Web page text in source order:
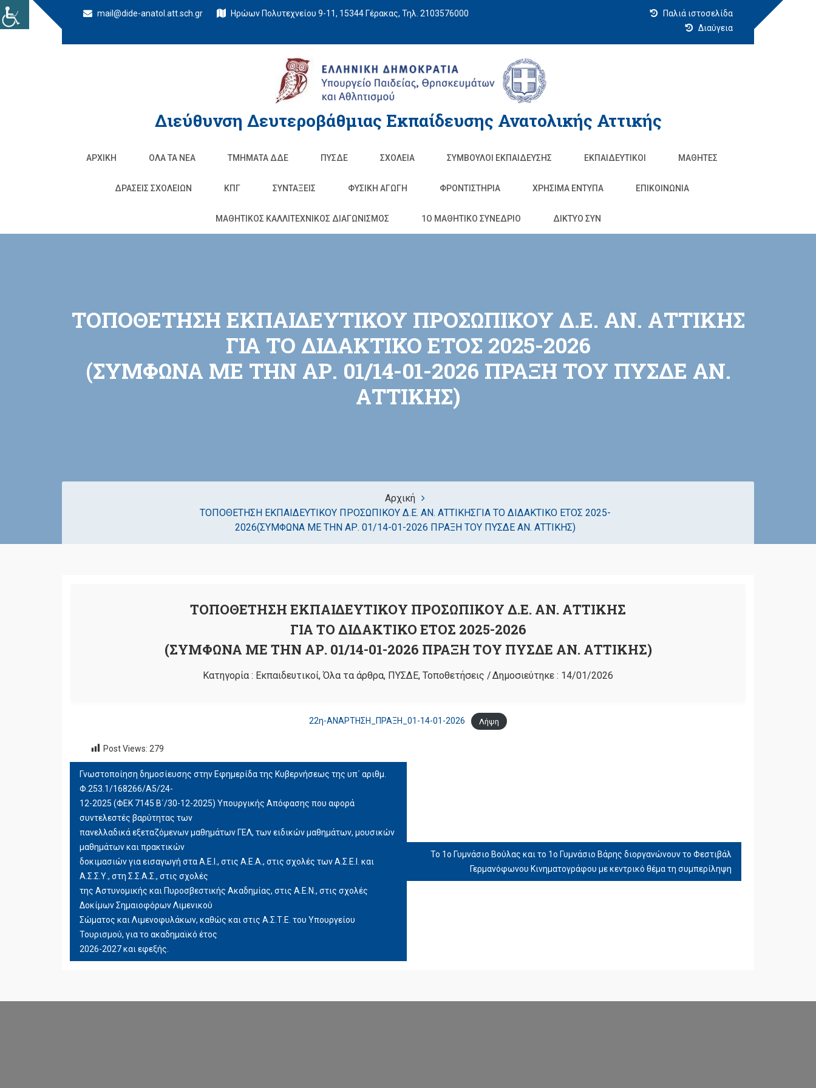
mail@dide-anatol.att.sch.gr Ηρώων Πολυτεχνείου 9-11, 15344 Γέρακας, Τηλ. 2103576000
Παλιά ιστοσελίδα
Διαύγεια
Διεύθυνση Δευτεροβάθμιας Εκπαίδευσης Ανατολικής Αττικής
ΑΡΧΙΚΉ ΌΛΑ ΤΑ ΝΈΑ ΤΜΉΜΑΤΑ ΔΔΕ ΠΥΣΔΕ ΣΧΟΛΕΊΑ ΣΥΜΒΟΥΛΟΙ ΕΚΠΑΙΔΕΥΣΗΣ ΕΚΠΑΙΔΕΥΤΙΚΟΊ ΜΑΘΗΤΈΣ
ΔΡΆΣΕΙΣ ΣΧΟΛΕΊΩΝ ΚΠΓ ΣΥΝΤΑΞΕΙΣ ΦΥΣΙΚΉ ΑΓΩΓΉ ΦΡΟΝΤΙΣΤΉΡΙΑ ΧΡΗΣΙΜΑ ΕΝΤΥΠΑ ΕΠΙΚΟΙΝΩΝΊΑ
ΜΑΘΗΤΙΚΟΣ ΚΑΛΛΙΤΕΧΝΙΚΟΣ ΔΙΑΓΩΝΙΣΜΟΣ 1O ΜΑΘΗΤΙΚΟ ΣΥΝΕΔΡΙΟ ΔΙΚΤΥΟ ΣΥΝ
ΤΟΠΟΘΕΤΗΣΗ ΕΚΠΑΙΔΕΥΤΙΚΟΥ ΠΡΟΣΩΠΙΚΟΥ Δ.Ε. ΑΝ. ΑΤΤΙΚΗΣ
ΓΙΑ ΤΟ ΔΙΔΑΚΤΙΚΟ ΕΤΟΣ 2025-2026
(ΣΥΜΦΩΝΑ ΜΕ ΤΗΝ ΑΡ. 01/14-01-2026 ΠΡΑΞΗ ΤΟΥ ΠΥΣΔΕ ΑΝ.
ΑΤΤΙΚΗΣ)
Αρχική
ΤΟΠΟΘΕΤΗΣΗ ΕΚΠΑΙΔΕΥΤΙΚΟΥ ΠΡΟΣΩΠΙΚΟΥ Δ.Ε. ΑΝ. ΑΤΤΙΚΗΣΓΙΑ ΤΟ ΔΙΔΑΚΤΙΚΟ ΕΤΟΣ 2025-
2026(ΣΥΜΦΩΝΑ ΜΕ ΤΗΝ ΑΡ. 01/14-01-2026 ΠΡΑΞΗ ΤΟΥ ΠΥΣΔΕ ΑΝ. ΑΤΤΙΚΗΣ)
ΤΟΠΟΘΕΤΗΣΗ ΕΚΠΑΙΔΕΥΤΙΚΟΥ ΠΡΟΣΩΠΙΚΟΥ Δ.Ε. ΑΝ. ΑΤΤΙΚΗΣ
ΓΙΑ ΤΟ ΔΙΔΑΚΤΙΚΟ ΕΤΟΣ 2025-2026
(ΣΥΜΦΩΝΑ ΜΕ ΤΗΝ ΑΡ. 01/14-01-2026 ΠΡΑΞΗ ΤΟΥ ΠΥΣΔΕ ΑΝ. ΑΤΤΙΚΗΣ)
Κατηγορία : Εκπαιδευτικοί,Όλα τα άρθρα, ΠΥΣΔΕ, Τοποθετήσεις /Δημοσιεύτηκε : 14/01/2026
22η-ΑΝΑΡΤΗΣΗ_ΠΡΑΞΗ_01-14-01-2026 Λήψη
Post Views: 279
ΠΛΟΉΓΗΣΗ
ΆΡΘΡΩΝ
Γνωστοποίηση δημοσίευσης στην Εφημερίδα της Κυβερνήσεως της υπ΄ αριθμ.
Φ.253.1/168266/Α5/24-
12-2025 (ΦΕΚ 7145 Β΄/30-12-2025) Υπουργικής Απόφασης που αφορά
συντελεστές βαρύτητας των
πανελλαδικά εξεταζόμενων μαθημάτων ΓΕΛ, των ειδικών μαθημάτων, μουσικών
μαθημάτων και πρακτικών
δοκιμασιών για εισαγωγή στα Α.Ε.Ι., στις Α.Ε.Α., στις σχολές των Α.Σ.Ε.Ι. και
Α.Σ.Σ.Υ., στη Σ.Σ.Α.Σ., στις σχολές
της Αστυνομικής και Πυροσβεστικής Ακαδημίας, στις Α.Ε.Ν., στις σχολές
Δοκίμων Σημαιοφόρων Λιμενικού
Σώματος και Λιμενοφυλάκων, καθώς και στις Α.Σ.Τ.Ε. του Υπουργείου
Τουρισμού, για το ακαδημαϊκό έτος
2026-2027 και εφεξής.
Το 1ο Γυμνάσιο Βούλας και το 1ο Γυμνάσιο Βάρης διοργανώνουν το Φεστιβάλ
Γερμανόφωνου Κινηματογράφου με κεντρικό θέμα τη συμπερίληψη